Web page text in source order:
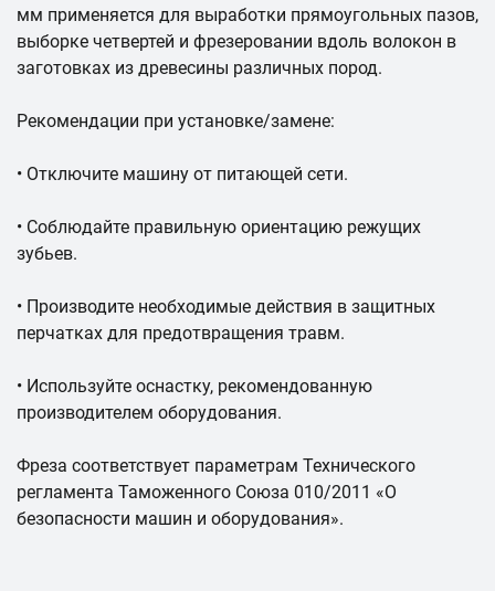
мм применяется для выработки прямоугольных пазов,
выборке четвертей и фрезеровании вдоль волокон в
заготовках из древесины различных пород.
Рекомендации при установке/замене:
• Отключите машину от питающей сети.
• Соблюдайте правильную ориентацию режущих
зубьев.
• Производите необходимые действия в защитных
перчатках для предотвращения травм.
• Используйте оснастку, рекомендованную
производителем оборудования.
Фреза соответствует параметрам Технического
регламента Таможенного Союза 010/2011 «О
безопасности машин и оборудования».